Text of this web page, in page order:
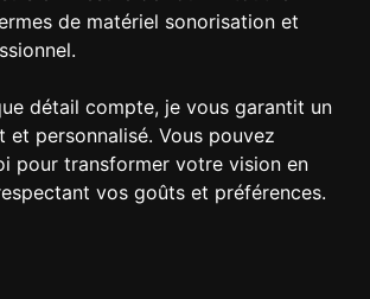
de matériel sonorisation et
détail compte, je vous garantit un
et personnalisé. Vous pouvez
pour transformer votre vision en
vos goûts et préférences.